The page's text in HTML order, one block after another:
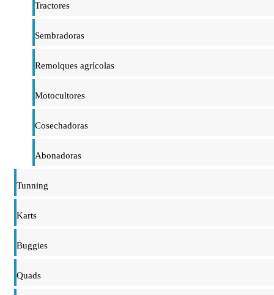
Tractores
Sembradoras
Remolques agrícolas
Motocultores
Cosechadoras
Abonadoras
Tunning
Karts
Buggies
Quads